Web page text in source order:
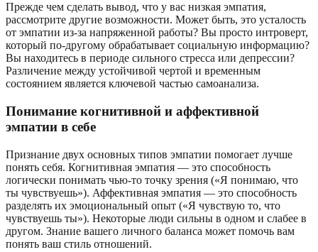
Прежде чем сделать вывод, что у вас низкая эмпатия,
рассмотрите другие возможности. Может быть, это усталость
от эмпатии из-за напряженной работы? Вы просто интроверт,
который по-другому обрабатывает социальную информацию?
Вы находитесь в периоде сильного стресса или депрессии?
Различение между устойчивой чертой и временным
состоянием является ключевой частью самоанализа.
Понимание когнитивной и аффективной
эмпатии в себе
Признание двух основных типов эмпатии помогает лучше
понять себя. Когнитивная эмпатия — это способность
логически понимать чью-то точку зрения («Я понимаю, что
ты чувствуешь»). Аффективная эмпатия — это способность
разделять их эмоциональный опыт («Я чувствую то, что
чувствуешь ты»). Некоторые люди сильны в одном и слабее в
другом. Знание вашего личного баланса может помочь вам
понять ваш стиль отношений.